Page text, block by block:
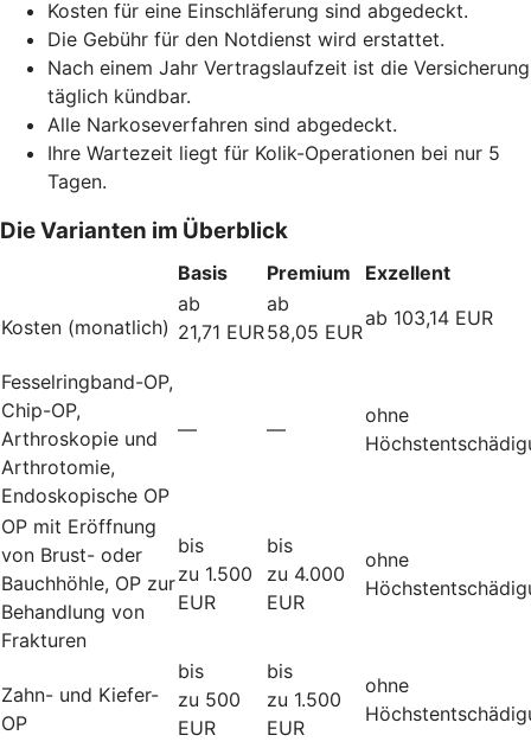
Kosten für eine Einschläferung sind abgedeckt.
Die Gebühr für den Notdienst wird erstattet.
Nach einem Jahr Vertragslaufzeit ist die Versicherung
täglich kündbar.
Alle Narkoseverfahren sind abgedeckt.
Ihre Wartezeit liegt für Kolik-Operationen bei nur 5
Tagen.
Die Varianten im Überblick
Basis Premium Exzellent
Kosten (monatlich)
ab
21,71 EUR
ab
58,05 EUR
ab 103,14 EUR
Fesselringband-OP,
Chip-OP,
Arthroskopie und
Arthrotomie,
Endoskopische OP
— —
ohne
OP mit Eröffnung
von Brust- oder
Bauchhöhle, OP zur
Behandlung von
Frakturen
bis
zu 1.500
EUR
bis
zu 4.000
EUR
ohne
Zahn- und Kiefer-
OP
bis
zu 500
EUR
bis
zu 1.500
EUR
ohne